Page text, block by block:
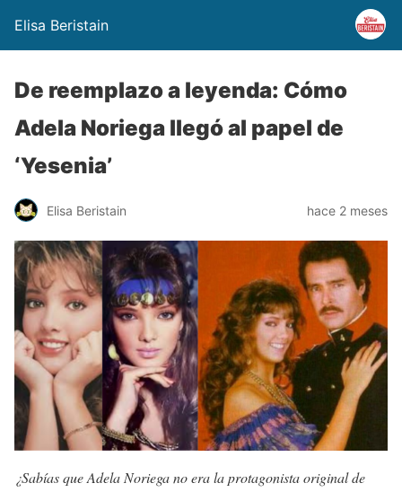
Elisa Beristain
De reemplazo a leyenda: Cómo
Adela Noriega llegó al papel de
‘Yesenia’
Elisa Beristain hace 2 meses
¿Sabías que Adela Noriega no era la protagonista original de